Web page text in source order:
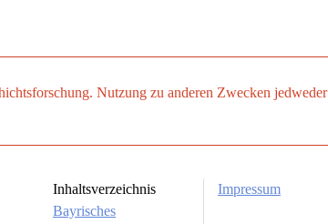
Nutzung zu anderen Zwecken jedweder
Inhaltsverzeichnis
Bayrisches
Impressum